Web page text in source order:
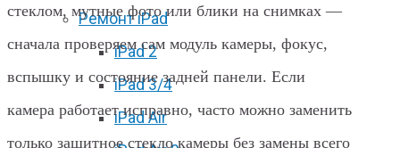
Ремонт iPad
iPad 2
iPad 3/4
iPad Air
стеклом, мутные фото или блики на снимках —
сначала проверяем сам модуль камеры, фокус,
вспышку и состояние задней панели. Если
камера работает исправно, часто можно заменить
только защитное стекло камеры без замены всего